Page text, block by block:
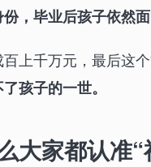
，毕业后孩子依然
上千万元，最后这
孩子的一世。
大家都认准“